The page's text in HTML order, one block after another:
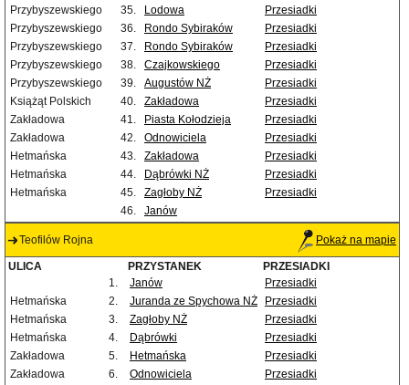
Przybyszewskiego
35. Lodowa
Przesiadki
Przybyszewskiego
36. Rondo Sybiraków
Przesiadki
Przybyszewskiego
37. Rondo Sybiraków
Przesiadki
Przybyszewskiego
38. Czajkowskiego
Przesiadki
Przybyszewskiego
39. Augustów NŻ
Przesiadki
Książąt Polskich
40. Zakładowa
Przesiadki
Zakładowa
41. Piasta Kołodzieja
Przesiadki
Zakładowa
42. Odnowiciela
Przesiadki
Hetmańska
43. Zakładowa
Przesiadki
Hetmańska
44. Dąbrówki NŻ
Przesiadki
Hetmańska
45. Zagłoby NŻ
Przesiadki
46.
Janów
Teofilów Rojna Pokaż na mapie
ULICA PRZYSTANEK
PRZESIADKI
1.
Janów
Przesiadki
Hetmańska
2. Juranda ze Spychowa NŻ
Przesiadki
Hetmańska
3. Zagłoby NŻ
Przesiadki
Hetmańska
4. Dąbrówki
Przesiadki
Zakładowa
5. Hetmańska
Przesiadki
Zakładowa
6. Odnowiciela
Przesiadki